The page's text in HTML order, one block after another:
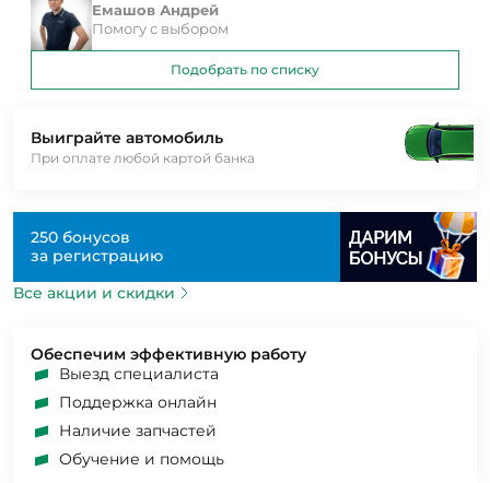
Выиграйте автомобиль
При оплате любой картой банка
250 бонусов
за регистрацию
Все акции и скидки
Обеспечим эффективную работу
Выезд специалиста
Поддержка онлайн
Наличие запчастей
Обучение и помощь
Емашов Андрей
Помогу с выбором
Подобрать по списку